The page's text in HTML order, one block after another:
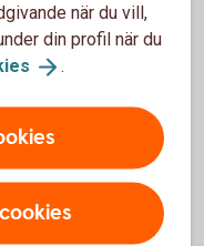
innan du
Mastercard
du lägga till det i en
Apple Pay,
Du kan enkelt
efter beställning.
när du vill,
din profil när du
.